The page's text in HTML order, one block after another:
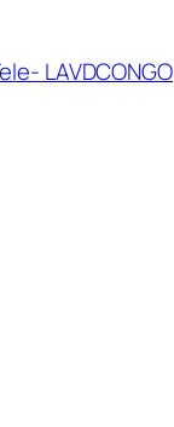
LAVDCONGO